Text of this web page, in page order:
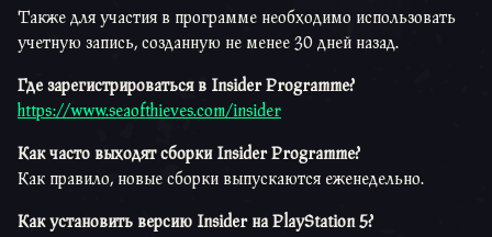
Также для участия в программе необходимо использовать
учетную запись, созданную не менее 30 дней назад.
Где зарегистрироваться в Insider Programme?
https://www.seaofthieves.com/insider
Как часто выходят сборки Insider Programme?
Как правило, новые сборки выпускаются еженедельно.
Как установить версию Insider на PlayStation 5?